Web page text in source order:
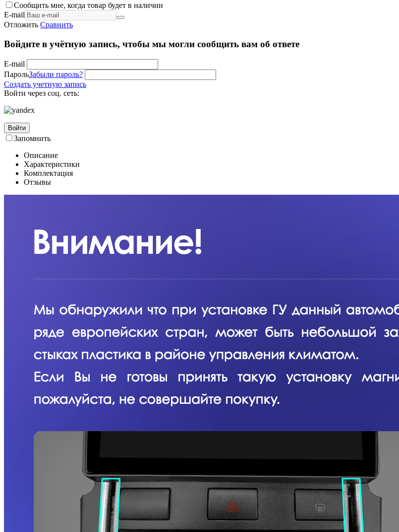
Сообщить мне, когда товар будет в наличии
E-mail
Отложить Сравнить
Войдите в учётную запись, чтобы мы могли сообщить вам об ответе
E-mail
ПарольЗабыли пароль?
Создать учетную запись
Войти через соц. сеть:
Войти
Запомнить
Описание
Характеристики
Комплектация
Отзывы